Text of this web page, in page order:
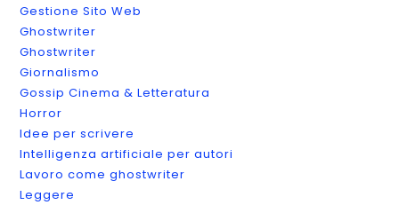
Gestione Sito Web
Ghostwriter
Ghostwriter
Giornalismo
Gossip Cinema & Letteratura
Horror
Idee per scrivere
Intelligenza artificiale per autori
Lavoro come ghostwriter
Leggere